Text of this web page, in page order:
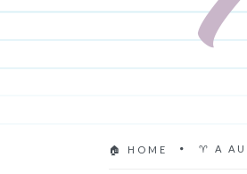
🏠 HOME ♈ A